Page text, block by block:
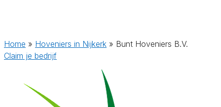
Home » Hoveniers in Nijkerk » Bunt Hoveniers B.V.
Claim je bedrijf